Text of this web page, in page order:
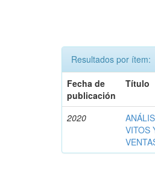
Resultados por ítem:
Fecha de
publicación
Título
2020
VITOS